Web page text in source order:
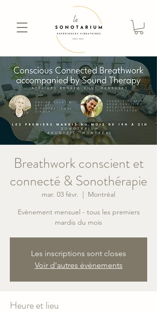
Breathwork conscient et
connecté & Sonothérapie
mar. 03 févr.
  |
Montréal
Evènement mensuel - tous les premiers
mardis du mois
Les inscriptions sont closes
Voir d'autres événements
Heure et lieu